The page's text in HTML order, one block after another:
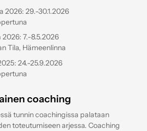
2026: 29.-30.1.2026
7.-8.5.2026
Tila, Hämeenlinna
24.-25.9.2026
coaching
tunnin coachingissa palataan
toteutumiseen arjessa. Coaching